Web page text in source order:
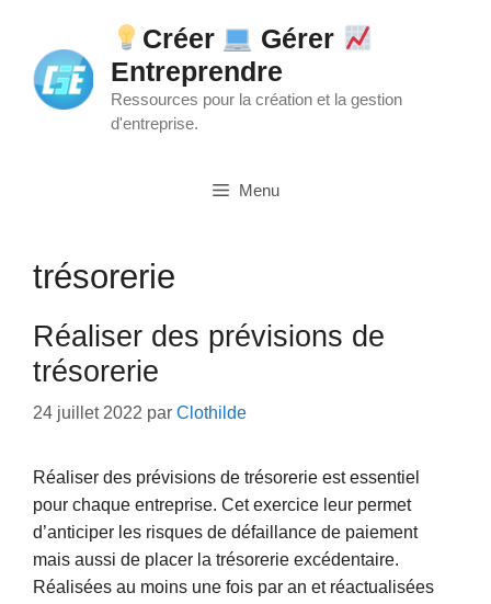
contenu
Créer
Gérer
Entreprendre
Ressources pour la création et la gestion
d'entreprise.
Menu
trésorerie
Réaliser des prévisions de
trésorerie
24 juillet 2022 par Clothilde
Réaliser des prévisions de trésorerie est essentiel
pour chaque entreprise. Cet exercice leur permet
d’anticiper les risques de défaillance de paiement
mais aussi de placer la trésorerie excédentaire.
Réalisées au moins une fois par an et réactualisées